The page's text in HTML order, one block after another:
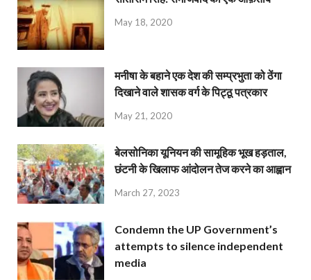
May 18, 2020
मनीषा के बहाने एक देश की सम्प्रभुता को ठेंगा
दिखाने वाले शासक वर्ग के पिट्ठू पत्रकार
May 21, 2020
बेलसोनिका यूनियन की सामूहिक भूख हड़ताल,
छंटनी के खिलाफ आंदोलन तेज करने का आह्वान
March 27, 2023
Condemn the UP Government’s
attempts to silence independent
media